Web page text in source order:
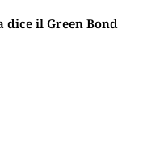
dice il Green Bond